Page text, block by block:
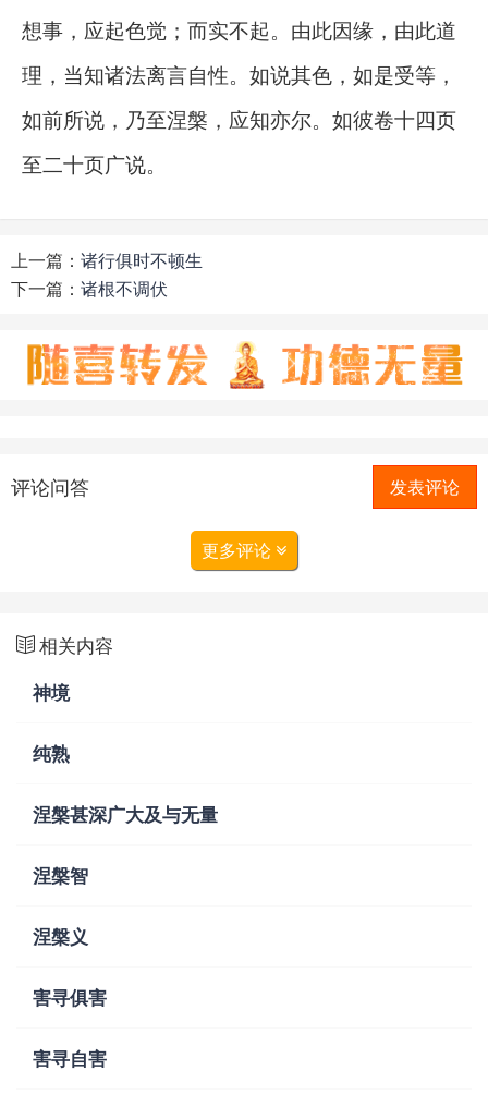
想事，应起色觉；而实不起。由此因缘，由此道
理，当知诸法离言自性。如说其色，如是受等，
如前所说，乃至涅槃，应知亦尔。如彼卷十四页
至二十页广说。
上一篇： 诸行俱时不顿生
下一篇： 诸根不调伏
评论问答 发表评论
更多评论
相关内容
神境
纯熟
涅槃甚深广大及与无量
涅槃智
涅槃义
害寻俱害
害寻自害